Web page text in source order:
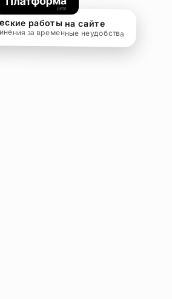
работы на сайте
за временные неудобства